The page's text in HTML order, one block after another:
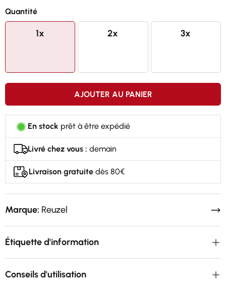
Rend les cheveux faciles à modeler dans n'importe
quelle forme
Quantité
1x 2x 3x
AJOUTER AU PANIER
En stock prêt à être expédié
Livré chez vous : demain
Livraison gratuite dès 80€
Marque: Reuzel
Étiquette d'information
Conseils d'utilisation